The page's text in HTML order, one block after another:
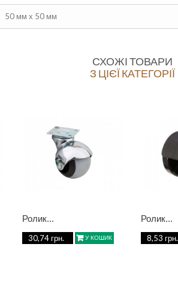
50 мм х 50 мм
СХОЖІ ТОВАРИ
З ЦІЄЇ КАТЕГОРІЇ
Ролик...
30,74 грн. У КОШИК
Ролик...
8,53 грн.